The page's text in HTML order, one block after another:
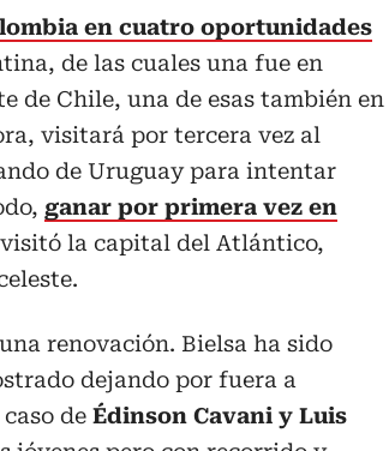
en cuatro oportunidades
de las cuales una fue en
de Chile, una de esas también en
visitará por tercera vez al
de Uruguay para intentar
ganar por primera vez en
visitó la capital del Atlántico,
renovación. Bielsa ha sido
dejando por fuera a
de Édinson Cavani y Luis